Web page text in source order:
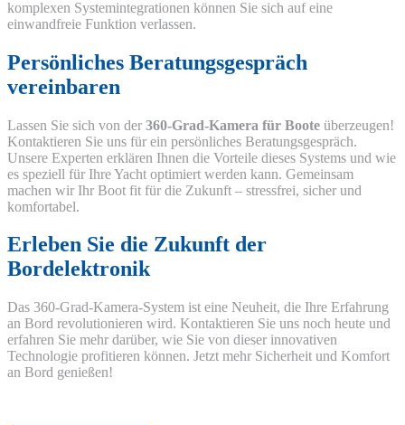
komplexen Systemintegrationen können Sie sich auf eine
einwandfreie Funktion verlassen.
Persönliches Beratungsgespräch
vereinbaren
Lassen Sie sich von der 360-Grad-Kamera für Boote überzeugen!
Kontaktieren Sie uns für ein persönliches Beratungsgespräch.
Unsere Experten erklären Ihnen die Vorteile dieses Systems und wie
es speziell für Ihre Yacht optimiert werden kann. Gemeinsam
machen wir Ihr Boot fit für die Zukunft – stressfrei, sicher und
komfortabel.
Erleben Sie die Zukunft der
Bordelektronik
Das 360-Grad-Kamera-System ist eine Neuheit, die Ihre Erfahrung
an Bord revolutionieren wird. Kontaktieren Sie uns noch heute und
erfahren Sie mehr darüber, wie Sie von dieser innovativen
Technologie profitieren können. Jetzt mehr Sicherheit und Komfort
an Bord genießen!